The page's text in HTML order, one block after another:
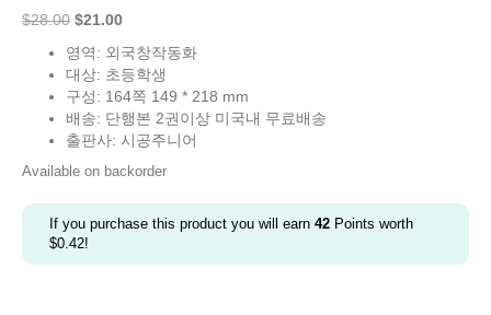
$28.00 Original
was:
$28.00.
$21.00Current
is:
$21.00.
영역: 외국창작동화
대상: 초등학생
구성: 164쪽 149 * 218 mm
배송: 단행본 2권이상 미국내 무료배송
출판사: 시공주니어
Available on backorder
If you purchase this product you will earn 42 Points worth
$0.42!